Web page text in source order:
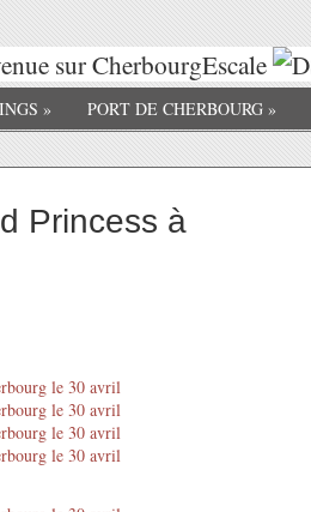
sur CherbourgEscale
» PORT DE CHERBOURG »
Princess à